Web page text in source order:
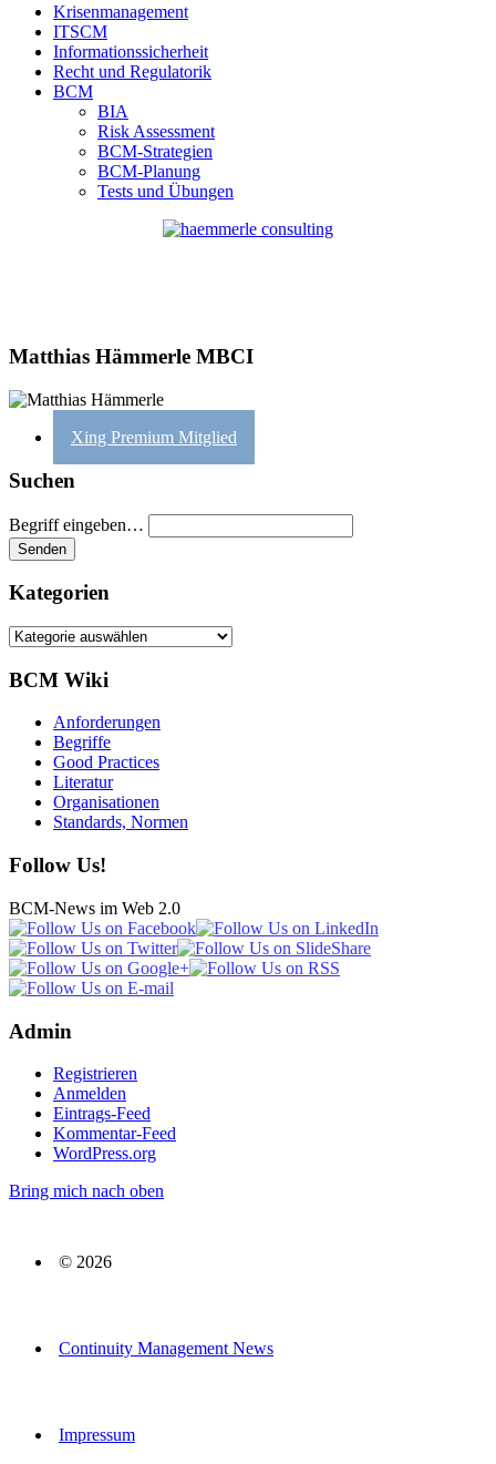
Krisenmanagement
ITSCM
Informationssicherheit
Recht und Regulatorik
BCM
BIA
Risk Assessment
BCM-Strategien
BCM-Planung
Tests und Übungen
Matthias Hämmerle MBCI
Xing Premium Mitglied
Suchen
Begriff eingeben…
Kategorien
Kategorien
BCM Wiki
Anforderungen
Begriffe
Good Practices
Literatur
Organisationen
Standards, Normen
Follow Us!
BCM-News im Web 2.0
Admin
Registrieren
Anmelden
Eintrags-Feed
Kommentar-Feed
WordPress.org
Bring mich nach oben
© 2026
Continuity Management News
Impressum